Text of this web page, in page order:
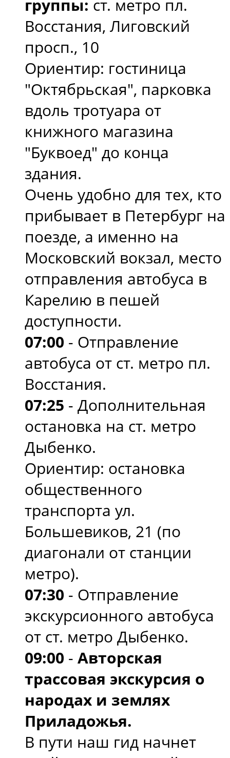
группы: ст. метро пл.
Восстания, Лиговский
просп., 10
Ориентир: гостиница
"Октябрьская", парковка
вдоль тротуара от
книжного магазина
"Буквоед" до конца
здания.
Очень удобно для тех, кто
прибывает в Петербург на
поезде, а именно на
Московский вокзал, место
отправления автобуса в
Карелию в пешей
доступности.
07:00 - Отправление
автобуса от ст. метро пл.
Восстания.
07:25 - Дополнительная
остановка на ст. метро
Дыбенко.
Ориентир: остановка
общественного
транспорта ул.
Большевиков, 21 (по
диагонали от станции
метро).
07:30 - Отправление
экскурсионного автобуса
от ст. метро Дыбенко.
09:00 - Авторская
трассовая экскурсия о
народах и землях
Приладожья.
В пути наш гид начнет